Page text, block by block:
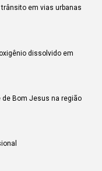
em vias urbanas
dissolvido em
de Bom Jesus na região